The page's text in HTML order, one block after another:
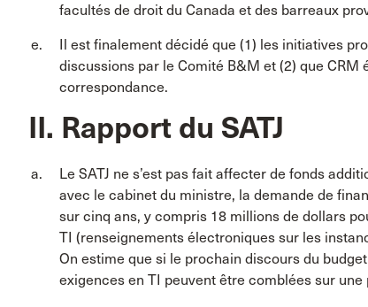
facultés de droit du Canada et des barreaux
Il est finalement décidé que (1) les initiatives
discussions par le Comité B&M et (2) que
correspondance.
II. Rapport du SATJ
Le SATJ ne s’est pas fait affecter de fonds
avec le cabinet du ministre, la demande de
sur cinq ans, y compris 18 millions de dollars
TI (renseignements électroniques sur les
On estime que si le prochain discours du
exigences en TI peuvent être comblées sur une